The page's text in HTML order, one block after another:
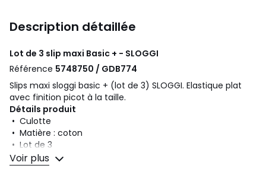
Description détaillée
Lot de 3 slip maxi Basic + - SLOGGI
Référence 5748750 / GDB774
Slips maxi sloggi basic + (lot de 3) SLOGGI. Elastique plat
avec finition picot à la taille.
Détails produit
• Culotte
• Matière : coton
• Lot de 3
• Lot multicolore rose comprenant : 1 rose pâle, 1 rose vif, 1
rose foncé.
Voir plus